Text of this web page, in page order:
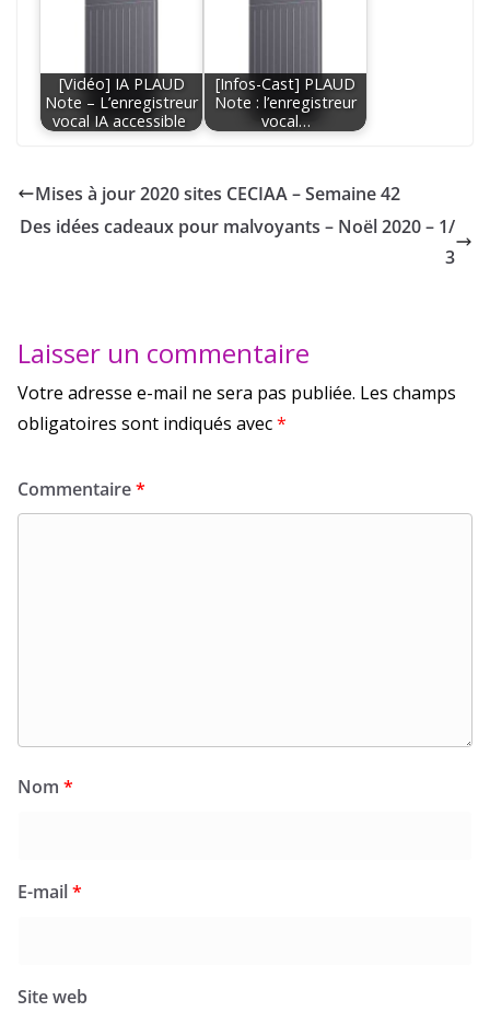
[Vidéo] IA PLAUD
Note – L’enregistreur
vocal IA accessible
[Infos-Cast] PLAUD
Note : l’enregistreur
vocal…
Mises à jour 2020 sites CECIAA – Semaine 42
Des idées cadeaux pour malvoyants – Noël 2020 – 1/
3
Laisser un commentaire
Votre adresse e-mail ne sera pas publiée. Les champs
obligatoires sont indiqués avec*
Commentaire*
Nom *
E-mail*
Site web